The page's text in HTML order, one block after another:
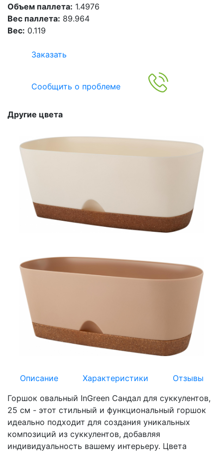
Объем паллета: 1.4976
Вес паллета: 89.964
Вес: 0.119
Заказать
Сообщить о проблеме
Другие цвета
Описание Характеристики
Отзывы
Горшок овальный InGreen Сандал для суккулентов,
25 см - этот стильный и функциональный горшок
идеально подходит для создания уникальных
композиций из суккулентов, добавляя
индивидуальность вашему интерьеру. Цвета